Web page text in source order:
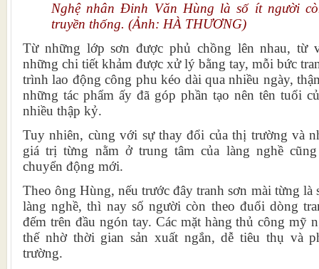
Nghệ nhân Đinh Văn Hùng là số ít người
truyền thống. (Ảnh: HÀ THƯƠNG)
Từ những lớp sơn được phủ chồng lên nhau, từ
những chi tiết khảm được xử lý bằng tay, mỗi bức
trình lao động công phu kéo dài qua nhiều ngày,
những tác phẩm ấy đã góp phần tạo nên tên tuổi
nhiều thập kỷ.
Tuy nhiên, cùng với sự thay đổi của thị trường và
giá trị từng nằm ở trung tâm của làng nghề
chuyển động mới.
Theo ông Hùng, nếu trước đây tranh sơn mài từng là
làng nghề, thì nay số người còn theo đuổi dòng
đếm trên đầu ngón tay. Các mặt hàng thủ công mỹ
thế nhờ thời gian sản xuất ngắn, dễ tiêu thụ và
trường.